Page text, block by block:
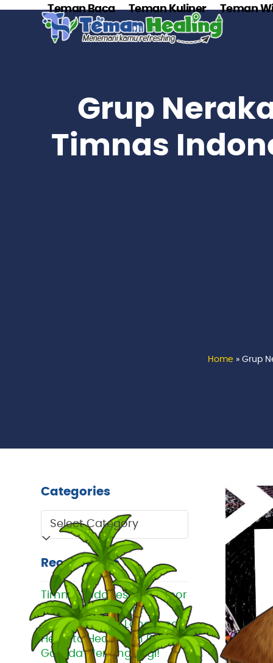
Skip
Teman Baca Teman Kuliner Teman
Grup
Timnas
Home » Grup
Categories
Categories
Recent Posts
Timnas Indonesia vs Timor
Leste Jam Berapa?
Jadwal, Siaran Langsung,
Head to Head, dan Prediksi
Garuda Menang Lagi!